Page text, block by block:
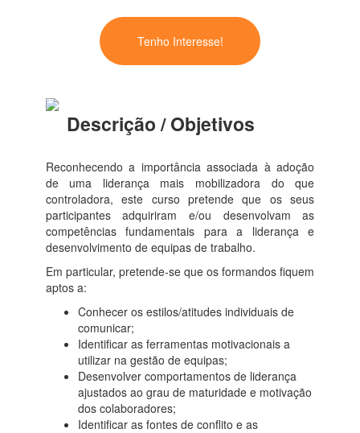
Tenho Interesse!
Descrição / Objetivos
Reconhecendo a importância associada à adoção
de uma liderança mais mobilizadora do que
controladora, este curso pretende que os seus
participantes adquiriram e/ou desenvolvam as
competências fundamentais para a liderança e
desenvolvimento de equipas de trabalho.
Em particular, pretende-se que os formandos fiquem
aptos a:
Conhecer os estilos/atitudes individuais de
comunicar;
Identificar as ferramentas motivacionais a
utilizar na gestão de equipas;
Desenvolver comportamentos de liderança
ajustados ao grau de maturidade e motivação
dos colaboradores;
Identificar as fontes de conflito e as